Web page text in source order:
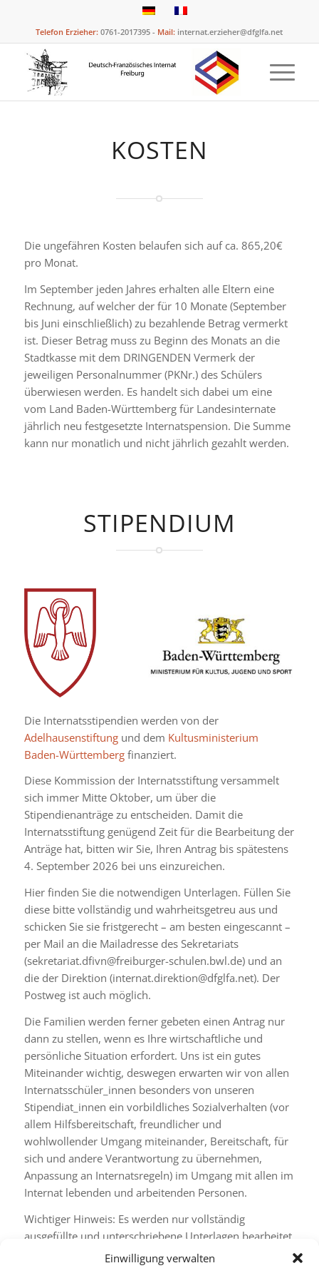
Einwilligung verwalten
Telefon Erzieher: 0761-2017395 - Mail: internat.erzieher@dfglfa.net
KOSTEN
Die ungefähren Kosten belaufen sich auf ca. 865,20€
pro Monat.
Im September jeden Jahres erhalten alle Eltern eine
Rechnung, auf welcher der für 10 Monate (September
bis Juni einschließlich) zu bezahlende Betrag vermerkt
ist. Dieser Betrag muss zu Beginn des Monats an die
Stadtkasse mit dem DRINGENDEN Vermerk der
jeweiligen Personalnummer (PKNr.) des Schülers
überwiesen werden. Es handelt sich dabei um eine
vom Land Baden-Württemberg für Landesinternate
jährlich neu festgesetzte Internatspension. Die Summe
kann nur monatlich und nicht jährlich gezahlt werden.
STIPENDIUM
Die Internatsstipendien werden von der
Adelhausenstiftungund dem Kultusministerium
Baden-Württembergfinanziert.
Diese Kommission der Internatsstiftung versammelt
sich immer Mitte Oktober, um über die
Stipendienanträge zu entscheiden. Damit die
Internatsstiftung genügend Zeit für die Bearbeitung der
Anträge hat, bitten wir Sie, Ihren Antrag bis spätestens
4. September 2026 bei uns einzureichen.
Hier finden Sie die notwendigen Unterlagen. Füllen Sie
diese bitte vollständig und wahrheitsgetreu aus und
schicken Sie sie fristgerecht – am besten eingescannt –
per Mail an die Mailadresse des Sekretariats
(sekretariat.dfivn@freiburger-schulen.bwl.de) und an
die der Direktion (internat.direktion@dfglfa.net). Der
Postweg ist auch möglich.
Die Familien werden ferner gebeten einen Antrag nur
dann zu stellen, wenn es Ihre wirtschaftliche und
persönliche Situation erfordert. Uns ist ein gutes
Miteinander wichtig, deswegen erwarten wir von allen
Internatsschüler_innen besonders von unseren
Stipendiat_innen ein vorbildliches Sozialverhalten (vor
allem Hilfsbereitschaft, freundlicher und
wohlwollender Umgang miteinander, Bereitschaft, für
sich und andere Verantwortung zu übernehmen,
Anpassung an Internatsregeln) im Umgang mit allen im
Internat lebenden und arbeitenden Personen.
Wichtiger Hinweis: Es werden nur vollständig
ausgefüllte und unterschriebene Unterlagen bearbeitet.
Bitte beachten Sie ferner, dass das Stipendium
JÄHRLICH IMMER NEU BEANTRAGT WERDEN muss.